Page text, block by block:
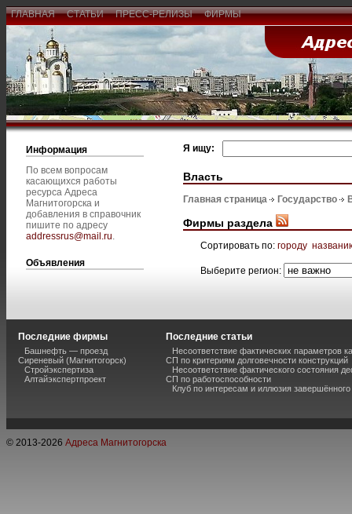
ГЛАВНАЯ СТАТЬИ ПРЕСС-РЕЛИЗЫ ФИРМЫ
Информация
По всем вопросам
касающихся работы
ресурса Адреса
Магнитогорска и
добавления в справочник
пишите по адресу
addressrus@mail.ru.
Объявления
Я ищу:
Власть
Главная страница Государство
Фирмы раздела
Сортировать по: городу
Выберите регион:
Последние фирмы
Башнефть — проезд
Сиреневый (Магнитогорск)
Стройэкспертиза
Алтайэкспертпроект
Последние статьи
Несоответствие фактических параметров
СП по критериям долговечности конструкций
Несоответствие фактического состояния
СП по работоспособности
Клуб по интересам и иллюзия
© 2013-2026 Адреса Магнитогорска